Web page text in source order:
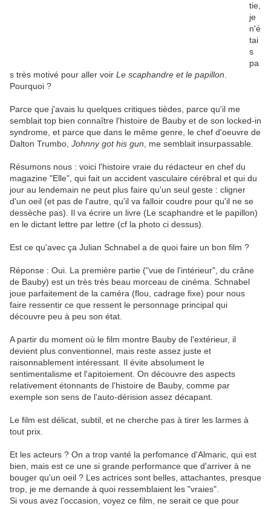
tie,
je
n'é
tai
s
pa
s très motivé pour aller voir Le scaphandre et le papillon
Pourquoi ?
Parce que j'avais lu quelques critiques tièdes, parce qu'il me
semblait top bien connaître l'histoire de Bauby et de son locked-in
syndrome, et parce que dans le même genre, le chef d'oeuvre de
Dalton Trumbo, Johnny got his gun , me semblait insurpassable.
Résumons nous : voici l'histoire vraie du rédacteur en chef du
magazine "Elle", qui fait un accident vasculaire cérébral et qui du
jour au lendemain ne peut plus faire qu'un seul geste : cligner
d'un oeil (et pas de l'autre, qu'il va falloir coudre pour qu'il ne se
dessèche pas). Il va écrire un livre (Le scaphandre et le papillon)
en le dictant lettre par lettre (cf la photo ci dessus).
Est ce qu'avec ça Julian Schnabel a de quoi faire un bon film ?
Réponse : Oui. La première partie ("vue de l'intérieur", du crâne
de Bauby) est un très très beau morceau de cinéma. Schnabel
joue parfaitement de la caméra (flou, cadrage fixe) pour nous
faire ressentir ce que ressent le personnage principal qui
découvre peu à peu son état.
A partir du moment où le film montre Bauby de l'extérieur, il
devient plus conventionnel, mais reste assez juste et
raisonnablement intéressant. Il évite absolument le
sentimentalisme et l'apitoiement. On découvre des aspects
relativement étonnants de l'histoire de Bauby, comme par
exemple son sens de l'auto-dérision assez décapant.
Le film est délicat, subtil, et ne cherche pas à tirer les larmes à
tout prix.
Et les acteurs ? On a trop vanté la perfomance d'Almaric, qui est
bien, mais est ce une si grande performance que d'arriver à ne
bouger qu'un oeil ? Les actrices sont belles, attachantes, presque
trop, je me demande à quoi ressemblaient les "vraies".
Si vous avez l'occasion, voyez ce film, ne serait ce que pour